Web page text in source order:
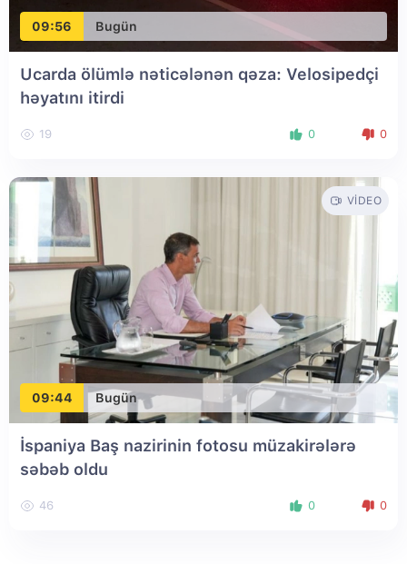
09:56 Bugün
Ucarda ölümlə nəticələnən qəza: Velosipedçi
həyatını itirdi
19 0 0
09:44 Bugün
VIDEO
İspaniya Baş nazirinin fotosu müzakirələrə
səbəb oldu
46 0 0